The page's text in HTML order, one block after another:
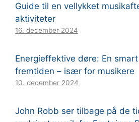
Guide til en vellykket
aktiviteter
16. december 2024
Energieffektive døre: En
fremtiden – især for musikere
10. december 2024
John Robb ser tilbage på de